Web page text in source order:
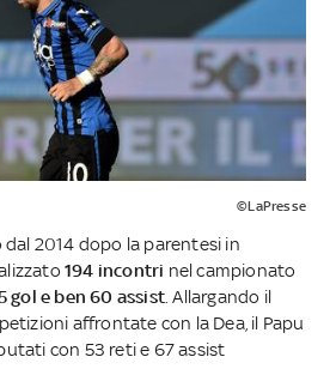
©LaPresse
dal 2014 dopo la parentesi in
194 incontri nel campionato
gol e ben 60 assist . Allargando il
affrontate con la Dea, il Papu
con 53 reti e 67 assist